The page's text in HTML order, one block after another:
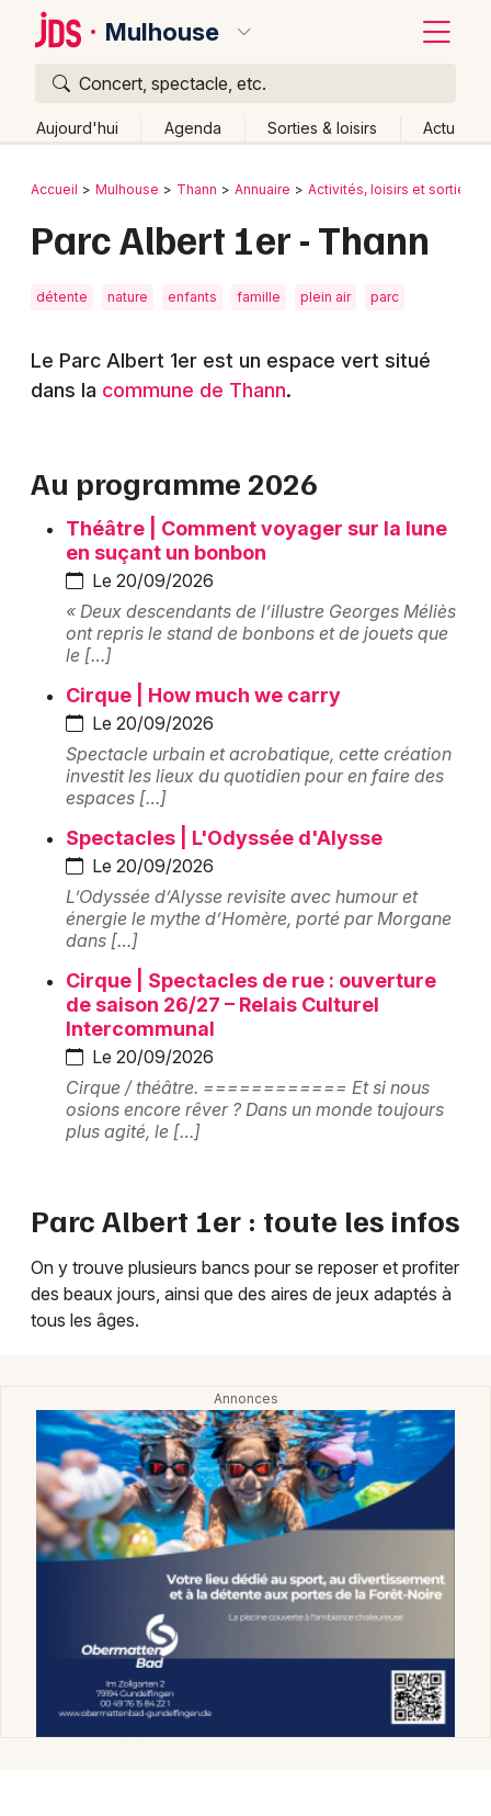
Mulhouse
Concert, spectacle, etc.
Aujourd'hui Agenda Sorties & loisirs Actu
Publier un événement
Activité & Expérience
Foires & salons
Spectacles
Concerts
Sports
Soirées
Sorties famille
Expos
Sorties & loisirs
Parc, jardin et aire de jeux dans le Haut-Rhin
Parc, jardin et aire de jeux en Alsace
Parc, jardin et aire de jeux dans le Grand Est
Jeux concours
Actus à Mulhouse
Actus tourisme & loisirs
Restaurants
68 - Haut-Rhin
Choisir mes départements
Bordeaux
Lyon
Montpellier
Nantes
Nice
Paris
Toulouse
Toutes les villes
Retour
Accueil Mulhouse Thann Annuaire Activités, loisirs et sorties
Parc Albert 1er - Thann
détente nature enfants famille plein air parc
Le Parc Albert 1er est un espace vert situé
dans la commune de Thann.
Au programme 2026
Théâtre | Comment voyager sur la lune
en suçant un bonbon
Le 20/09/2026
« Deux descendants de l’illustre Georges Méliès
ont repris le stand de bonbons et de jouets que
le […]
Cirque | How much we carry
Le 20/09/2026
Spectacle urbain et acrobatique, cette création
investit les lieux du quotidien pour en faire des
espaces […]
Spectacles | L'Odyssée d'Alysse
Le 20/09/2026
L’Odyssée d’Alysse revisite avec humour et
énergie le mythe d’Homère, porté par Morgane
dans […]
Cirque | Spectacles de rue : ouverture
de saison 26/27 – Relais Culturel
Intercommunal
Le 20/09/2026
Cirque / théâtre. ============ Et si nous
osions encore rêver ? Dans un monde toujours
plus agité, le […]
Parc Albert 1er : toute les infos
On y trouve plusieurs bancs pour se reposer et profiter
des beaux jours, ainsi que des aires de jeux adaptés à
tous les âges.
Quoi ?
Où ?
Partout
Près de moi Changer de lieu
Quand ?
Effacer les dates